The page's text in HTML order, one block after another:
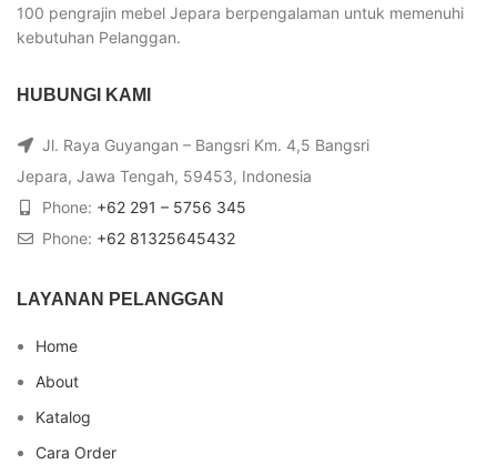
100 pengrajin mebel Jepara berpengalaman untuk memenuhi
kebutuhan Pelanggan.
HUBUNGI KAMI
Jl. Raya Guyangan – Bangsri Km. 4,5 Bangsri
Jepara, Jawa Tengah, 59453, Indonesia
Phone: +62 291 – 5756 345
Phone: +62 81325645432
LAYANAN PELANGGAN
Home
About
Katalog
Cara Order